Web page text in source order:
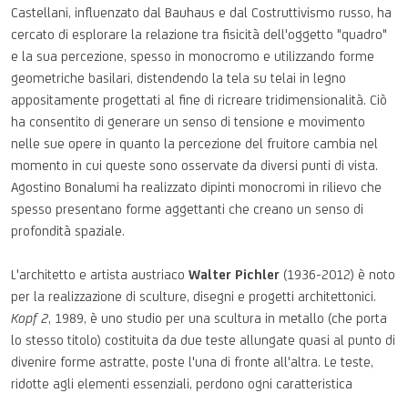
Castellani, influenzato dal Bauhaus e dal Costruttivismo russo, ha
cercato di esplorare la relazione tra fisicità dell'oggetto "quadro"
e la sua percezione, spesso in monocromo e utilizzando forme
geometriche basilari, distendendo la tela su telai in legno
appositamente progettati al fine di ricreare tridimensionalità. Ciò
ha consentito di generare un senso di tensione e movimento
nelle sue opere in quanto la percezione del fruitore cambia nel
momento in cui queste sono osservate da diversi punti di vista.
Agostino Bonalumi ha realizzato dipinti monocromi in rilievo che
spesso presentano forme aggettanti che creano un senso di
profondità spaziale.
L'architetto e artista austriacoWalter Pichler (1936-2012) è noto
per la realizzazione di sculture, disegni e progetti architettonici.
Kopf 2, 1989, è uno studio per una scultura in metallo (che porta
lo stesso titolo) costituita da due teste allungate quasi al punto di
divenire forme astratte, poste l'una di fronte all'altra. Le teste,
ridotte agli elementi essenziali, perdono ogni caratteristica